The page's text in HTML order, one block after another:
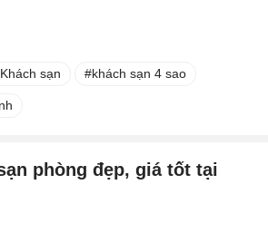
Khách sạn khách sạn 4 sao
phòng đẹp, giá tốt tại